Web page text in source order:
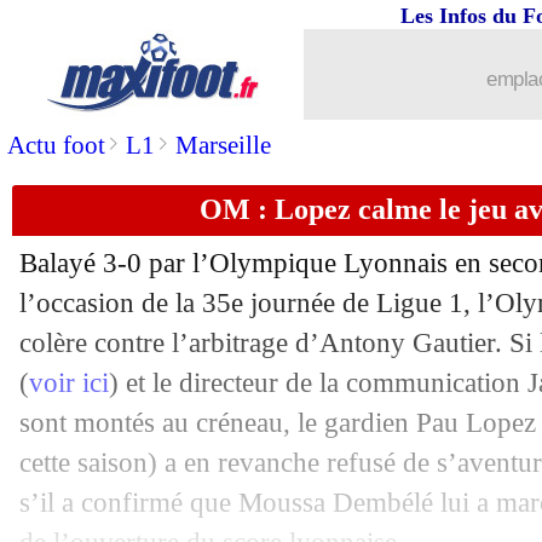
Actu foot> L1 > Marseille
Les Infos du
OM : Lopez calme le jeu
Balayé 3-0 par l’Olympique Lyonnais en
l’occasion de la 35e journée de Ligue 1,
colère contre l’arbitrage d’Antony Gautier.
(voir ici) et le directeur de la communication
sont montés au créneau, le gardien Pau
cette saison) a en revanche refusé de
s’il a confirmé que Moussa Dembélé lui a
Real: l'Atletico prêt à bouder le
02/05 OM
02/05 Metz: le maintien, Antonetti baisse
02/05 PSG : SMS, Kezman dénonce une
02/05 Rennes: l'avenir, Bourigeaud assume
02/05 Barça: Depay ne compte pas bouger
02/05 Arsenal: Arteta réclame des renforts
02/05 Lyon: Bosz fier des progrès de